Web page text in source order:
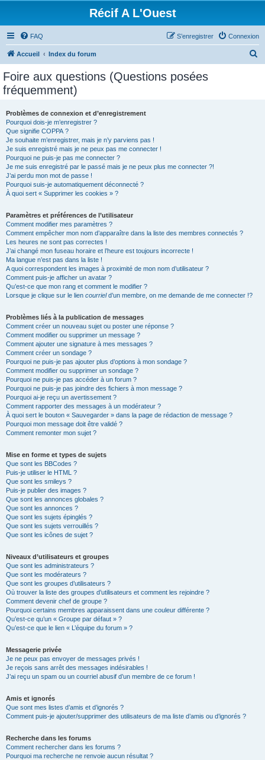
Récif A L'Ouest
FAQ Connexion
S’enregistrer
Accueil Index du forum
Foire aux questions (Questions posées
fréquemment)
Problèmes de connexion et d’enregistrement
Pourquoi dois-je m’enregistrer ?
Que signifie COPPA ?
Je souhaite m’enregistrer, mais je n’y parviens pas !
Je suis enregistré mais je ne peux pas me connecter !
Pourquoi ne puis-je pas me connecter ?
Je me suis enregistré par le passé mais je ne peux plus me connecter ?!
J’ai perdu mon mot de passe !
Pourquoi suis-je automatiquement déconnecté ?
À quoi sert « Supprimer les cookies » ?
Paramètres et préférences de l’utilisateur
Comment modifier mes paramètres ?
Comment empêcher mon nom d’apparaître dans la liste des membres connectés ?
Les heures ne sont pas correctes !
J’ai changé mon fuseau horaire et l’heure est toujours incorrecte !
Ma langue n’est pas dans la liste !
A quoi correspondent les images à proximité de mon nom d’utilisateur ?
Comment puis-je afficher un avatar ?
Qu’est-ce que mon rang et comment le modifier ?
Lorsque je clique sur le lien courrield’un membre, on me demande de me connecter !?
Problèmes liés à la publication de messages
Comment créer un nouveau sujet ou poster une réponse ?
Comment modifier ou supprimer un message ?
Comment ajouter une signature à mes messages ?
Comment créer un sondage ?
Pourquoi ne puis-je pas ajouter plus d’options à mon sondage ?
Comment modifier ou supprimer un sondage ?
Pourquoi ne puis-je pas accéder à un forum ?
Pourquoi ne puis-je pas joindre des fichiers à mon message ?
Pourquoi ai-je reçu un avertissement ?
Comment rapporter des messages à un modérateur ?
À quoi sert le bouton « Sauvegarder » dans la page de rédaction de message ?
Pourquoi mon message doit être validé ?
Comment remonter mon sujet ?
Mise en forme et types de sujets
Que sont les BBCodes ?
Puis-je utiliser le HTML ?
Que sont les smileys ?
Puis-je publier des images ?
Que sont les annonces globales ?
Que sont les annonces ?
Que sont les sujets épinglés ?
Que sont les sujets verrouillés ?
Que sont les icônes de sujet ?
Niveaux d’utilisateurs et groupes
Que sont les administrateurs ?
Que sont les modérateurs ?
Que sont les groupes d’utilisateurs ?
Où trouver la liste des groupes d’utilisateurs et comment les rejoindre ?
Comment devenir chef de groupe ?
Pourquoi certains membres apparaissent dans une couleur différente ?
Qu’est-ce qu’un « Groupe par défaut » ?
Qu’est-ce que le lien « L’équipe du forum » ?
Messagerie privée
Je ne peux pas envoyer de messages privés !
Je reçois sans arrêt des messages indésirables !
J’ai reçu un spam ou un courriel abusif d’un membre de ce forum !
Amis et ignorés
Que sont mes listes d’amis et d’ignorés ?
Comment puis-je ajouter/supprimer des utilisateurs de ma liste d’amis ou d’ignorés ?
Recherche dans les forums
Comment rechercher dans les forums ?
Pourquoi ma recherche ne renvoie aucun résultat ?